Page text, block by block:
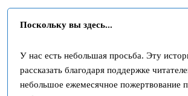
Поскольку вы здесь...
У нас есть небольшая просьба. Эту
рассказать благодаря поддержке
небольшое ежемесячное пожертвование